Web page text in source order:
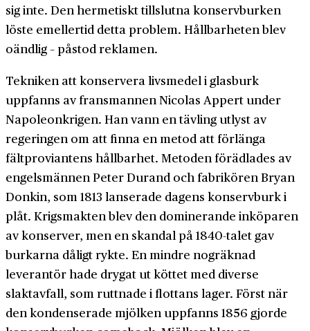
sig inte. Den hermetiskt tillslutna konservburken
löste emellertid detta problem. Hållbarheten blev
oändlig – påstod reklamen.
Tekniken att konservera livsmedel i glasburk
uppfanns av fransmannen Nicolas Appert under
Napoleonkrigen. Han vann en tävling utlyst av
regeringen om att finna en metod att förlänga
fältproviantens hållbarhet. Metoden förädlades av
engelsmännen Peter Durand och fabrikören Bryan
Donkin, som 1813 lanserade dagens konservburk i
plåt. Krigsmakten blev den dominerande inköparen
av konserver, men en skandal på 1840-talet gav
burkarna dåligt rykte. En mindre nogräknad
leverantör hade drygat ut köttet med diverse
slaktavfall, som ruttnade i flottans lager. Först när
den kondenserade mjölken uppfanns 1856 gjorde